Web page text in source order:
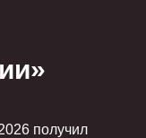
получил